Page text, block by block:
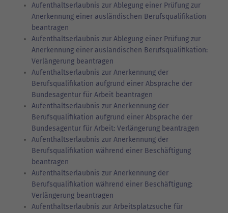
Aufenthaltserlaubnis zur Ablegung einer Prüfung zur
Anerkennung einer ausländischen Berufsqualifikation
beantragen
Aufenthaltserlaubnis zur Ablegung einer Prüfung zur
Anerkennung einer ausländischen Berufsqualifikation:
Verlängerung beantragen
Aufenthaltserlaubnis zur Anerkennung der
Berufsqualifikation aufgrund einer Absprache der
Bundesagentur für Arbeit beantragen
Aufenthaltserlaubnis zur Anerkennung der
Berufsqualifikation aufgrund einer Absprache der
Bundesagentur für Arbeit: Verlängerung beantragen
Aufenthaltserlaubnis zur Anerkennung der
Berufsqualifikation während einer Beschäftigung
beantragen
Aufenthaltserlaubnis zur Anerkennung der
Berufsqualifikation während einer Beschäftigung:
Verlängerung beantragen
Aufenthaltserlaubnis zur Arbeitsplatzsuche für